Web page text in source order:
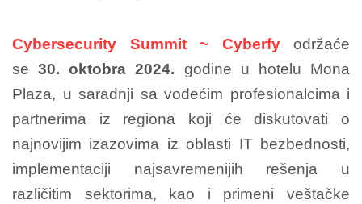
Cybersecurity Summit~ Cyberfyodržaće
se30. oktobra 2024. godine u hotelu Mona
Plaza, u saradnji sa vodećim profesionalcima i
partnerima iz regiona koji će diskutovati o
najnovijim izazovima iz oblasti IT bezbednosti,
implementaciji najsavremenijih rešenja u
različitim sektorima, kao i primeni veštačke